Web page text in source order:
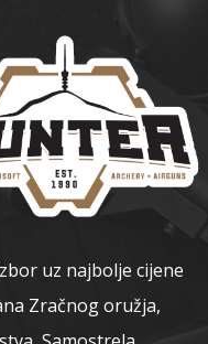
uz najbolje cijene
Zračnog oružja,